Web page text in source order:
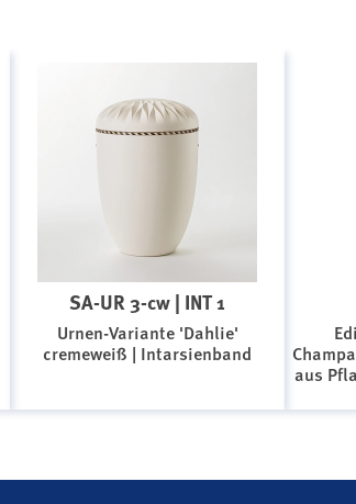
SA-UR 3-cw | INT 1
Urnen-Variante 'Dahlie'
cremeweiß | Intarsienband
aus